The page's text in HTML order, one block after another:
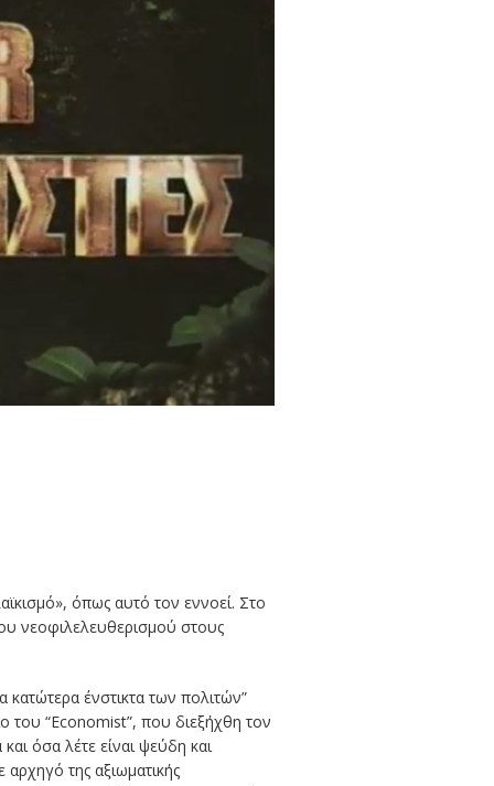
όπως αυτό τον εννοεί. Στο
νεοφιλελευθερισμού στους
ένστικτα των πολιτών”
του “Economist”, που διεξήχθη τον
όσα λέτε είναι ψεύδη και
της αξιωματικής